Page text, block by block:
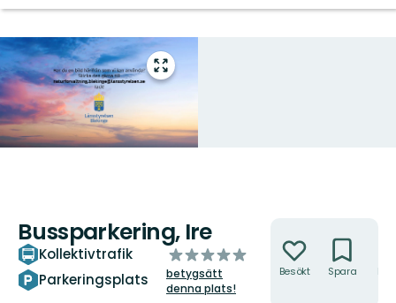
Gå
till
Bussparkering, Ire
Kollektivtrafik
Parkeringsplats
av
5
stjärnor
betygsätt
denna plats!
Besökt Spara